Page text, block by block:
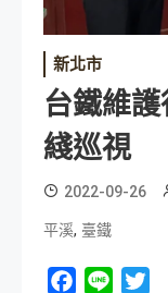
新北市
台鐵維
綫巡視
2022-09-26
平溪, 臺鐵
Facebook
Line